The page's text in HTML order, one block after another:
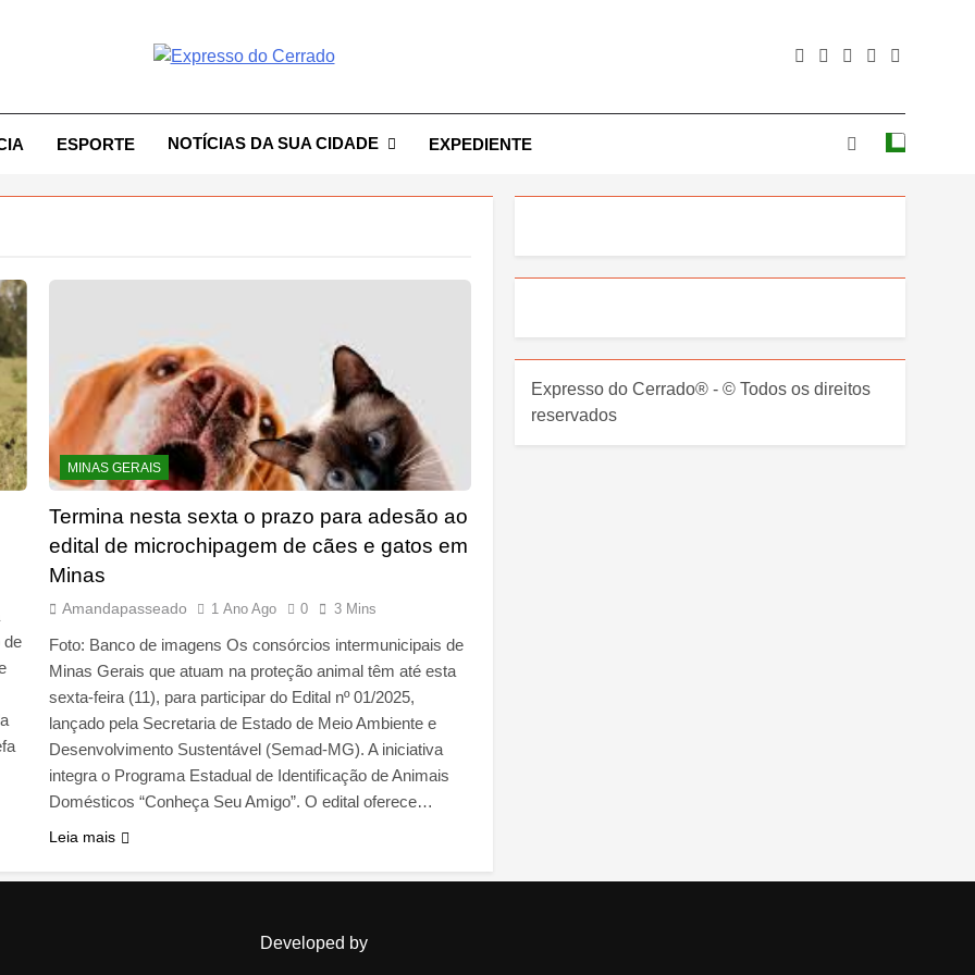
ESPORTE NOTÍCIAS DA SUA CIDADE EXPEDIENTE
de
MINAS GERAIS
Termina nesta sexta o prazo para adesão ao
edital de microchipagem de cães e gatos em
Minas
Amandapasseado 1 Ano Ago 0 3 Mins
Foto: Banco de imagens Os consórcios intermunicipais de
Minas Gerais que atuam na proteção animal têm até esta
sexta-feira (11), para participar do Edital nº 01/2025,
lançado pela Secretaria de Estado de Meio Ambiente e
Desenvolvimento Sustentável (Semad-MG). A iniciativa
integra o Programa Estadual de Identificação de Animais
Domésticos “Conheça Seu Amigo”. O edital oferece…
Leia mais
Expresso do Cerrado® - © Todos os direitos
reservados
Developed by